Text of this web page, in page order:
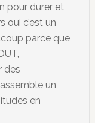
pour durer et
oui c’est un
parce que
des
un
en